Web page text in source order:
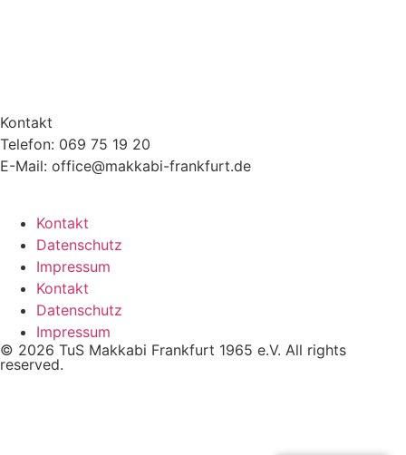
Kontakt
Telefon: 069 75 19 20
E-Mail: office@makkabi-frankfurt.de
Kontakt
Datenschutz
Impressum
Kontakt
Datenschutz
Impressum
© 2026 TuS Makkabi Frankfurt 1965 e.V. All rights
reserved.